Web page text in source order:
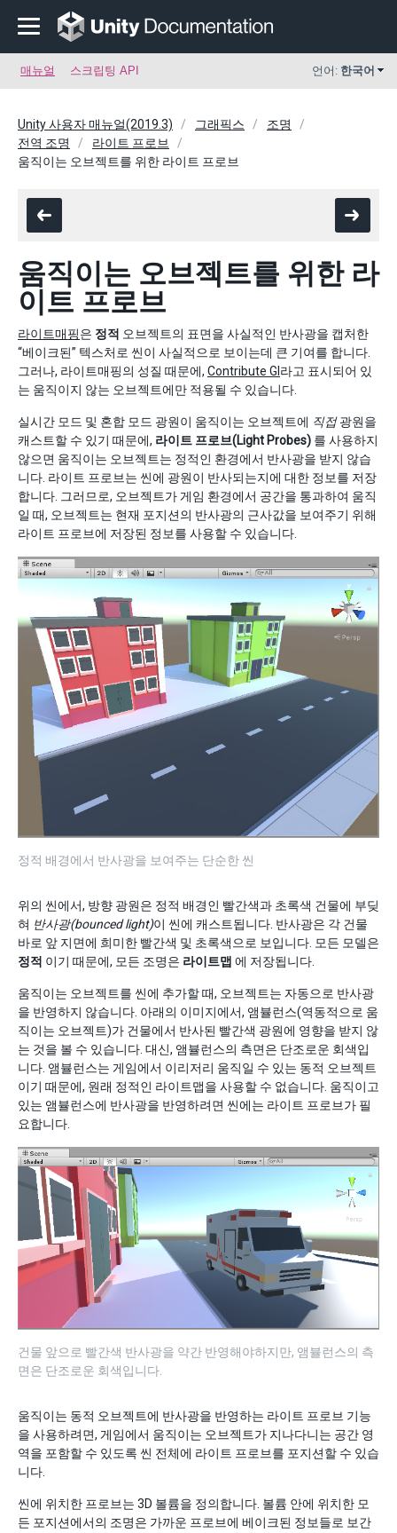
매뉴얼 스크립팅 API 언어: 한국어
Unity 사용자 매뉴얼(2019.3) 그래픽스
조명
전역 조명
라이트 프로브
움직이는 오브젝트를 위한 라이트 프로브
움직이는 오브젝트를 위한 라
이트 프로브
라이트매핑은 정적 오브젝트의 표면을 사실적인 반사광을 캡처한
“베이크된” 텍스처로 씬이 사실적으로 보이는데 큰 기여를 합니다.
그러나, 라이트매핑의 성질 때문에, Contribute GI 라고 표시되어 있
는 움직이지 않는 오브젝트에만 적용될 수 있습니다.
실시간 모드 및 혼합 모드 광원이 움직이는 오브젝트에 직접광원을
캐스트할 수 있기 때문에, 라이트 프로브(Light Probes) 를 사용하지
않으면 움직이는 오브젝트는 정적인 환경에서 반사광을 받지 않습
니다. 라이트 프로브는 씬에 광원이 반사되는지에 대한 정보를 저장
합니다. 그러므로, 오브젝트가 게임 환경에서 공간을 통과하여 움직
일 때, 오브젝트는 현재 포지션의 반사광의 근사값을 보여주기 위해
라이트 프로브에 저장된 정보를 사용할 수 있습니다.
정적 배경에서 반사광을 보여주는 단순한 씬
위의 씬에서, 방향 광원은 정적 배경인 빨간색과 초록색 건물에 부딪
혀 반사광(bounced light)이 씬에 캐스트됩니다. 반사광은 각 건물
바로 앞 지면에 희미한 빨간색 및 초록색으로 보입니다. 모든 모델은
정적 이기 때문에, 모든 조명은 라이트맵 에 저장됩니다.
움직이는 오브젝트를 씬에 추가할 때, 오브젝트는 자동으로 반사광
을 반영하지 않습니다. 아래의 이미지에서, 앰뷸런스(역동적으로 움
직이는 오브젝트)가 건물에서 반사된 빨간색 광원에 영향을 받지 않
는 것을 볼 수 있습니다. 대신, 앰뷸런스의 측면은 단조로운 회색입
니다. 앰뷸런스는 게임에서 이리저리 움직일 수 있는 동적 오브젝트
이기 때문에, 원래 정적인 라이트맵을 사용할 수 없습니다. 움직이고
있는 앰뷸런스에 반사광을 반영하려면 씬에는 라이트 프로브가 필
요합니다.
건물 앞으로 빨간색 반사광을 약간 반영해야하지만, 앰뷸런스의 측
면은 단조로운 회색입니다.
움직이는 동적 오브젝트에 반사광을 반영하는 라이트 프로브 기능
을 사용하려면, 게임에서 움직이는 오브젝트가 지나다니는 공간 영
역을 포함할 수 있도록 씬 전체에 라이트 프로브를 포지션할 수 있습
니다.
씬에 위치한 프로브는 3D 볼륨을 정의합니다. 볼륨 안에 위치한 모
든 포지션에서의 조명은 가까운 프로브에 베이크된 정보들로 보간